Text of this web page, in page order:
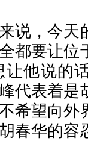
说，今天
都要让位
他说的
代表着是
希望向外
春华的容